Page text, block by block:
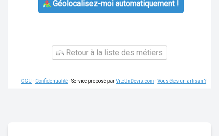
Géolocalisez-moi automatiquement !
Retour à la liste des métiers
CGU - Confidentialité- Service proposé parViteUnDevis.com -Vous êtes un artisan ?